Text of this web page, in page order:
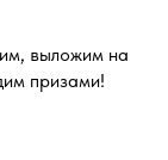
выложим на
призами!